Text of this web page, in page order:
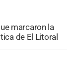
marcaron la
de El Litoral